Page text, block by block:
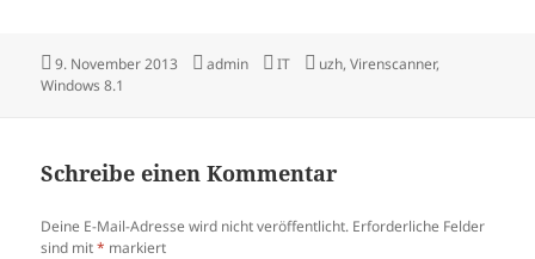
Veröffentlicht
am
9. November 2013 Autor
admin Kategorien
IT Schlagwörter
uzh,Virenscanner,
Windows 8.1
Schreibe einen Kommentar
Deine E-Mail-Adresse wird nicht veröffentlicht. Erforderliche Felder
sind mit* markiert